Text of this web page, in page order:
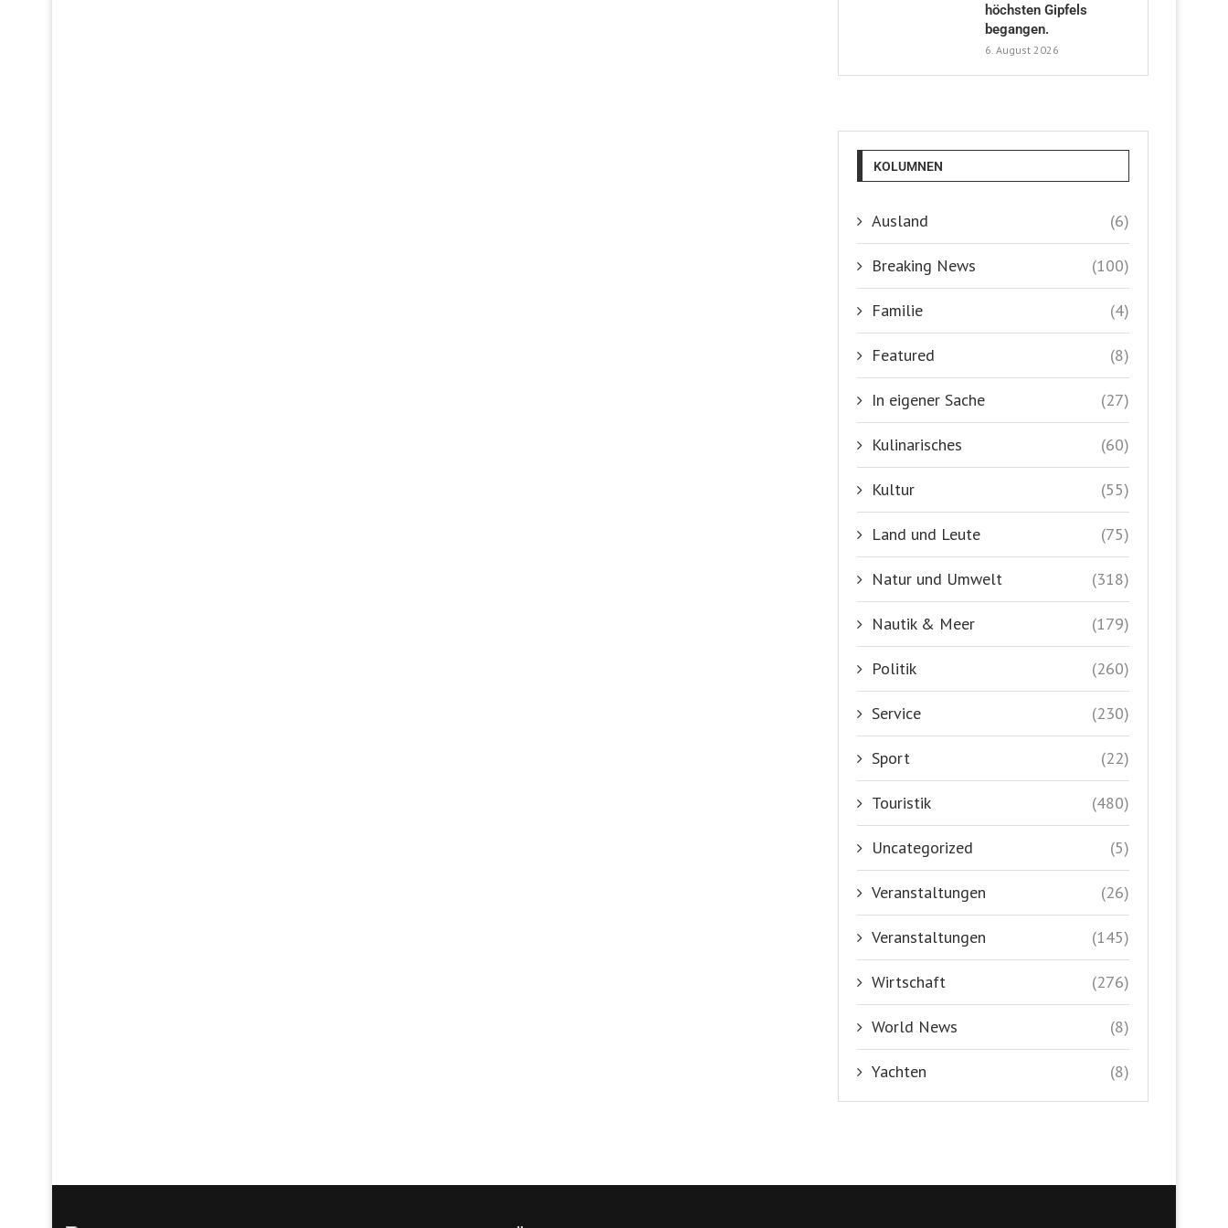
höchsten Gipfels
begangen.
6. August 2026
KOLUMNEN
Ausland (6)
Breaking News (100)
Familie (4)
Featured (8)
In eigener Sache (27)
Kulinarisches (60)
Kultur (55)
Land und Leute (75)
Natur und Umwelt (318)
Nautik & Meer (179)
Politik (260)
Service (230)
Sport (22)
Touristik (480)
Uncategorized (5)
Veranstaltungen (26)
Veranstaltungen (145)
Wirtschaft (276)
World News (8)
Yachten (8)